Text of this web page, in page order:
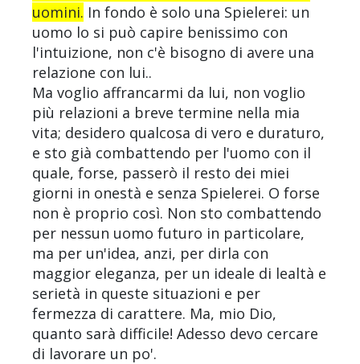
uomini. In fondo è solo una Spielerei: un
uomo lo si può capire benissimo con
l'intuizione, non c'è bisogno di avere una
relazione con lui..
Ma voglio affrancarmi da lui, non voglio
più relazioni a breve termine nella mia
vita; desidero qualcosa di vero e duraturo,
e sto già combattendo per l'uomo con il
quale, forse, passerò il resto dei miei
giorni in onestà e senza Spielerei. O forse
non è proprio così. Non sto combattendo
per nessun uomo futuro in particolare,
ma per un'idea, anzi, per dirla con
maggior eleganza, per un ideale di lealtà e
serietà in queste situazioni e per
fermezza di carattere. Ma, mio Dio,
quanto sarà difficile! Adesso devo cercare
di lavorare un po'.